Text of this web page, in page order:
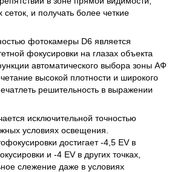
и получать более четкие
фотокамеры D6 является
фокусировки на глазах объекта
автоматического выбора зоны АФ
высокой плотности и широкого
решительность в выражении
исключительной точностью
условиях освещения.
достигает -4,5 EV в
и -4 EV в других точках,
слежение даже в условиях